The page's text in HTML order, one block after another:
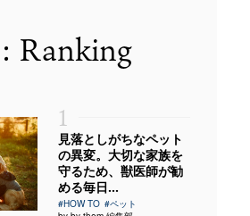
: Ranking
1
見落としがちなペット
の異変。大切な家族を
守るため、獣医師が勧
める毎日...
#HOW TO #ペット